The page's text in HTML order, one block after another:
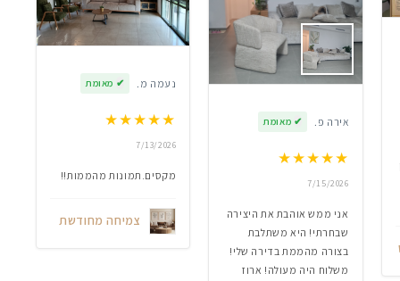
אירה פ. ✔ מאומת
★★★★★
7/15/2026
אני ממש אוהבת את היצירה
שבחרתי! היא משתלבת
בצורה מהממת בדירה שלי!
משלוח היה מעולה! ארוז
נעמה מ. ✔ מאומת
★★★★★
7/13/2026
מקסים.תמונות מהממות!!
צמיחה מחודשת